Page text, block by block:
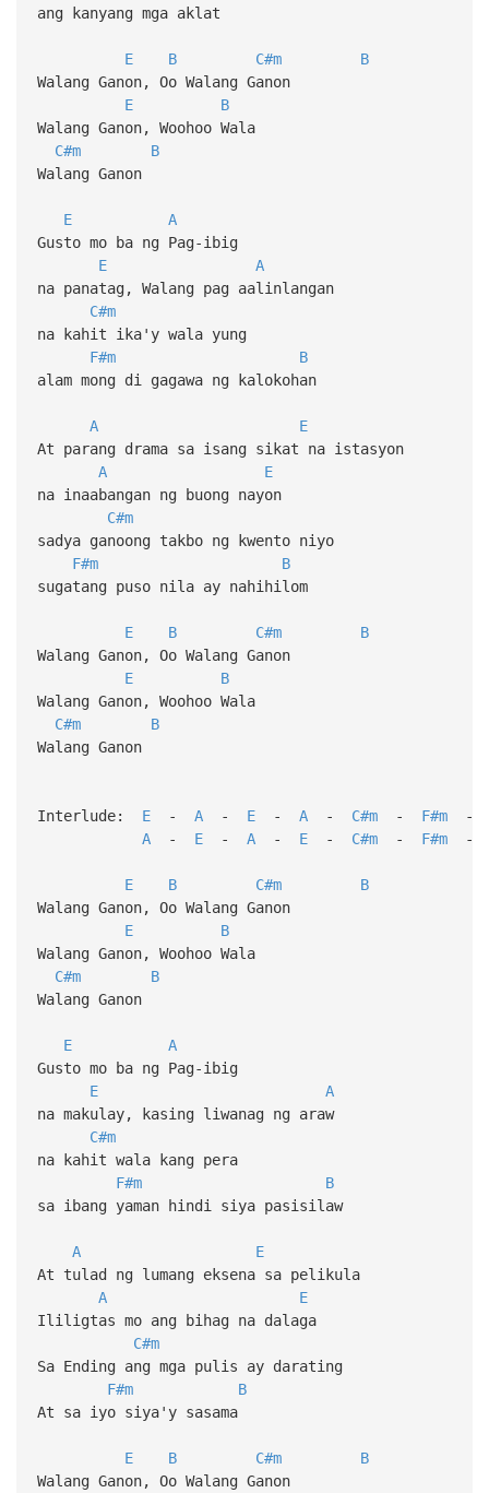
ang kanyang mga aklat
E B C#m
B
Walang Ganon, Oo Walang Ganon
E
B
Walang Ganon, Woohoo Wala
C#m
B
Walang Ganon
E
A
Gusto mo ba ng Pag-ibig
E
A
na panatag, Walang pag aalinlangan
C#m
na kahit ika'y wala yung
F#m
B
alam mong di gagawa ng kalokohan
A
E
At parang drama sa isang sikat na istasyon
A
E
na inaabangan ng buong nayon
C#m
sadya ganoong takbo ng kwento niyo
F#m
B
sugatang puso nila ay nahihilom
E B C#m
B
Walang Ganon, Oo Walang Ganon
E
B
Walang Ganon, Woohoo Wala
C#m
B
Walang Ganon
Interlude: E- A- E- A- C#m- F#m
A- E- A- E- C#m- F#m
E B C#m
B
Walang Ganon, Oo Walang Ganon
E
B
Walang Ganon, Woohoo Wala
C#m
B
Walang Ganon
E
A
Gusto mo ba ng Pag-ibig
E
A
na makulay, kasing liwanag ng araw
C#m
na kahit wala kang pera
F#m
B
sa ibang yaman hindi siya pasisilaw
A
E
At tulad ng lumang eksena sa pelikula
A
E
Ililigtas mo ang bihag na dalaga
C#m
Sa Ending ang mga pulis ay darating
F#m
B
At sa iyo siya'y sasama
E B C#m
B
Walang Ganon, Oo Walang Ganon